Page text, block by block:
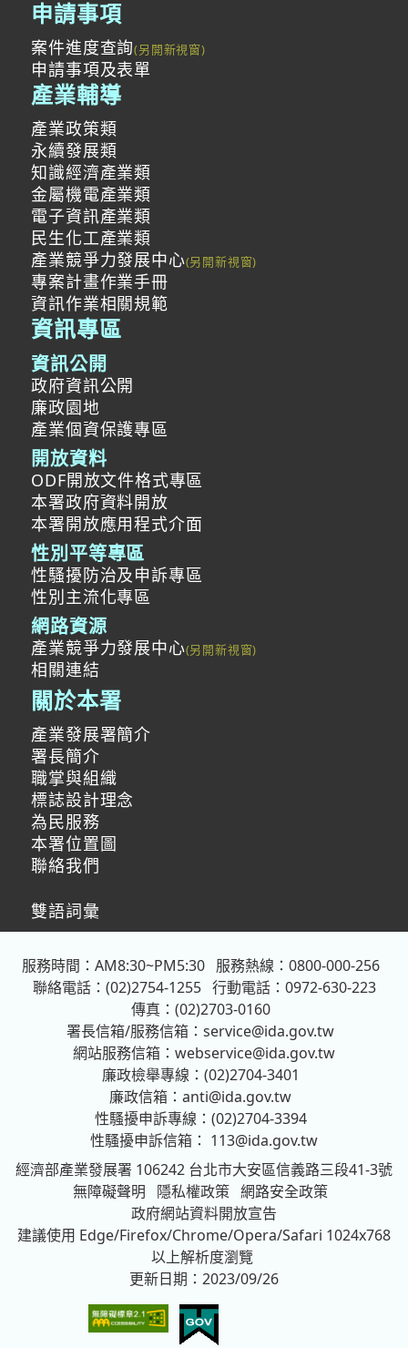
申請事項
案件進度查詢
申請事項及表單
產業輔導
產業政策類
永續發展類
知識經濟產業類
金屬機電產業類
電子資訊產業類
民生化工產業類
產業競爭力發展中心
專案計畫作業手冊
資訊作業相關規範
資訊專區
資訊公開
政府資訊公開
廉政園地
產業個資保護專區
開放資料
ODF開放文件格式專區
本署政府資料開放
本署開放應用程式介面
性別平等專區
性騷擾防治及申訴專區
性別主流化專區
網路資源
產業競爭力發展中心
相關連結
關於本署
產業發展署簡介
署長簡介
職掌與組織
標誌設計理念
為民服務
本署位置圖
聯絡我們
雙語詞彙
服務時間：AM8:30~PM5:30
服務熱線：0800-000-256
聯絡電話：(02)2754-1255 行動電話：0972-630-223
傳真：(02)2703-0160
署長信箱/服務信箱： service@ida.gov.tw
網站服務信箱： webservice@ida.gov.tw
廉政檢舉專線：(02)2704-3401
廉政信箱： anti@ida.gov.tw
性騷擾申訴專線：(02)2704-3394
性騷擾申訴信箱： 113@ida.gov.tw
經濟部產業發展署 106242 台北市大安區信義路三段41-3號
無障礙聲明
隱私權政策 網路安全政策
政府網站資料開放宣告
建議使用 Edge/Firefox/Chrome/Opera/Safari 1024x768
以上解析度瀏覽
更新日期：2023/09/26